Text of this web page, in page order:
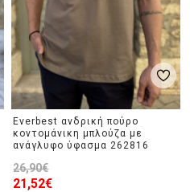
Everbest ανδρική πούρο
κοντομάνικη μπλούζα με
ανάγλυφο ύφασμα 262816
21,52€
26,90€